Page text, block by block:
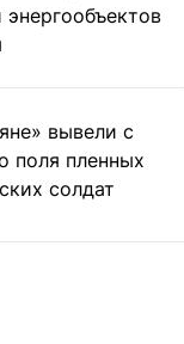
энергообъектов
вывели с
поля пленных
солдат